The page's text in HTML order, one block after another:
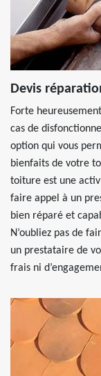
Devis
Forte
cas de
option qui vous
bienfaits de votre
toiture est une
faire appel à un
bien réparé et
N’oubliez pas de
un prestataire de
frais ni